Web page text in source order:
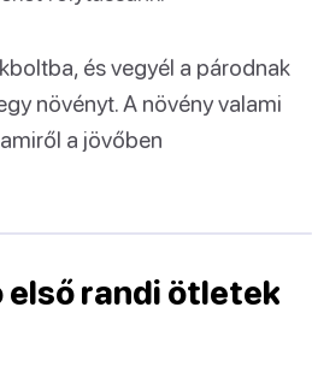
és vegyél a párodnak
növényt. A növény valami
a jövőben
randi ötletek